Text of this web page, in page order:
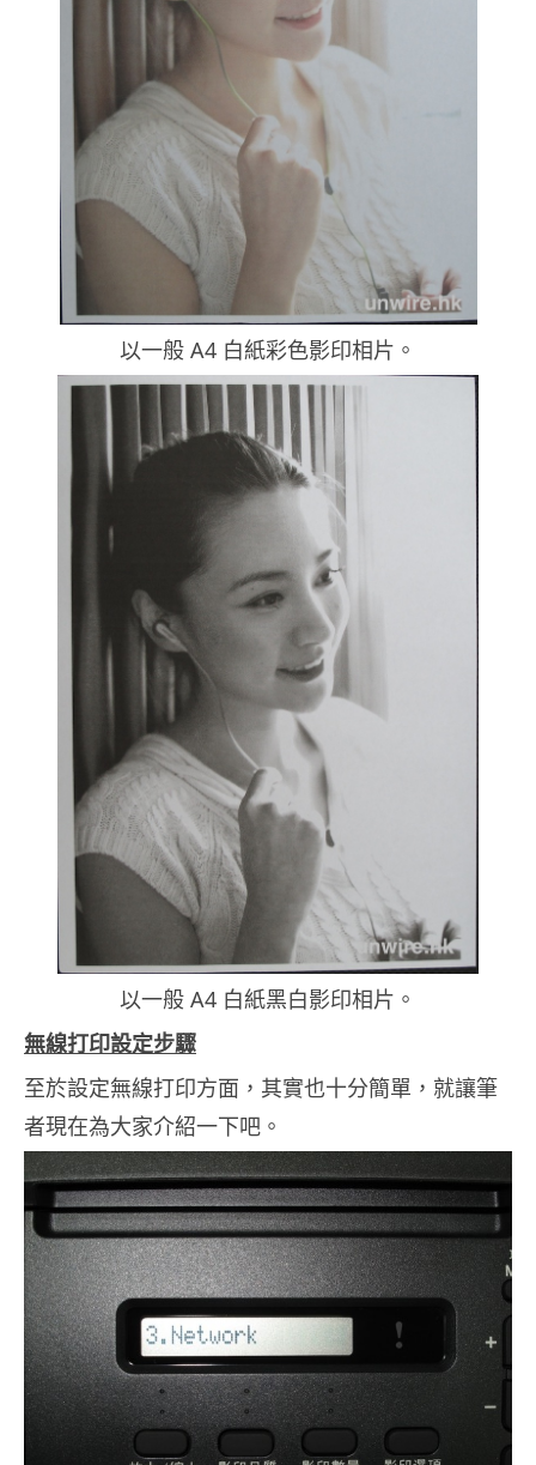
以一般 A4 白紙彩色影印相片。
以一般 A4 白紙黑白影印相片。
無線打印設定步驟
至於設定無線打印方面，其實也十分簡單，就讓筆
者現在為大家介紹一下吧。